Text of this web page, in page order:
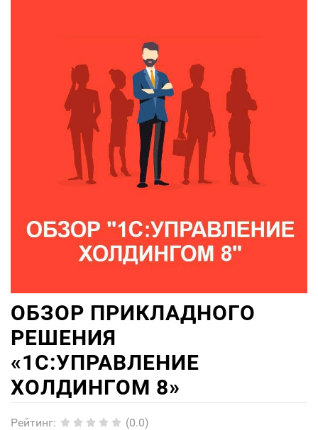
ОБЗОР ПРИКЛАДНОГО
РЕШЕНИЯ
«1С:УПРАВЛЕНИЕ
ХОЛДИНГОМ 8»
Рейтинг: (0.0)